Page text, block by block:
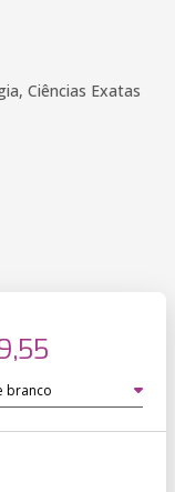
Ciências Exatas